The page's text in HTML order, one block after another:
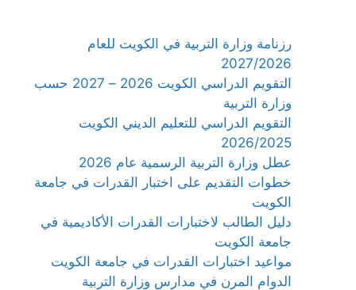
رزنامة وزارة التربية في الكويت للعام
2027/2026
التقويم الدراسي الكويت 2026 – 2027 حسب
وزارة التربية
التقويم الدراسي للتعليم الديني الكويت
2026/2025
عطل وزارة التربية الرسمية عام 2026
خطوات التقديم على اختبار القدرات في جامعة
الكويت
دليل الطالب لاختبارات القدرات الأكاديمية في
جامعة الكويت
مواعيد اختبارات القدرات في جامعة الكويت
الدوام المرن في مدارس وزارة التربية